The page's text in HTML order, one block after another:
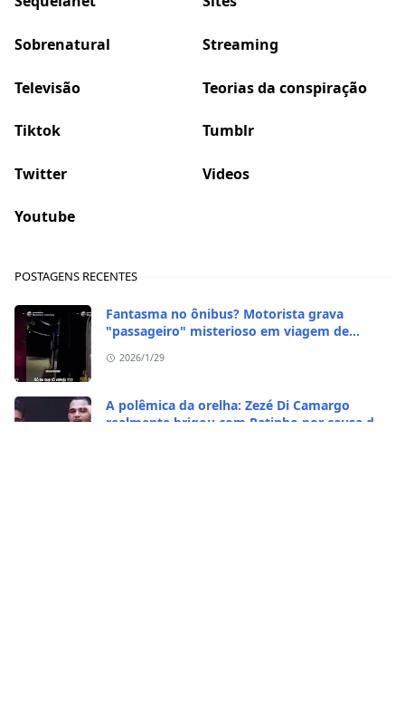
Sobrenatural Streaming
Televisão Teorias da conspiração
Tiktok Tumblr
Twitter Videos
Youtube
POSTAGENS RECENTES
Fantasma no ônibus? Motorista grava
"passageiro" misterioso em viagem de
2026/1/29
A polêmica da orelha: Zezé Di Camargo
realmente brigou com Ratinho por causa do